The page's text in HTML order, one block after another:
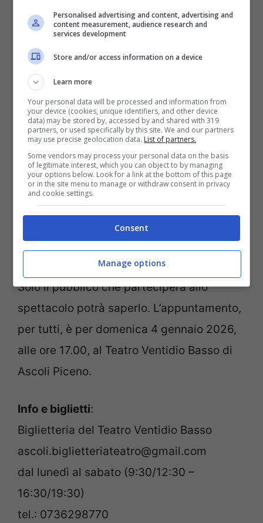
“Ma aspettate, perché qualcuno ha un
piano (ovviamente geniale)! Il Gatto con gli
Stivali, con la sua astuzia e il suo
irresistibile fascino, ha trovato la
soluzione: trascinare l’Orco in un viaggio
speciale tra il Passato, il Presente e il
Futuro del Natale, proprio come in
Christmas Carol (Canto di Natale di
Dickens, ndr)! Ma basterà per sciogliere il
suo cuore di pietra? …Forse, chissà, anche
l’Orco potrebbe scoprire che il Natale non
è poi così male!”
Solo il pubblico che parteciperà allo
spettacolo potrà saperlo. L’appuntamento,
per tutti, è per domenica 4 gennaio 2026,
alle ore 17.00, al Teatro Ventidio Basso di
Ascoli Piceno.
Info e biglietti:
Biglietteria del Teatro Ventidio Basso
ascoli.biglietteriateatro@gmail.com
dal lunedì al sabato (9:30/12:30 –
16:30/19:30)
tel.: 0736298770
Personalised advertising and content, advertising and
content measurement, audience research and
services development
Store and/or access information on a device
Learn more
Your personal data will be processed and information from
your device (cookies, unique identifiers, and other device
data) may be stored by, accessed by and shared with 319
partners, or used specifically by this site. We and our partners
may use precise geolocation data. List of partners.
Some vendors may process your personal data on the basis
of legitimate interest, which you can object to by managing
your options below. Look for a link at the bottom of this page
or in the site menu to manage or withdraw consent in privacy
and cookie settings.
Consent
Manage options